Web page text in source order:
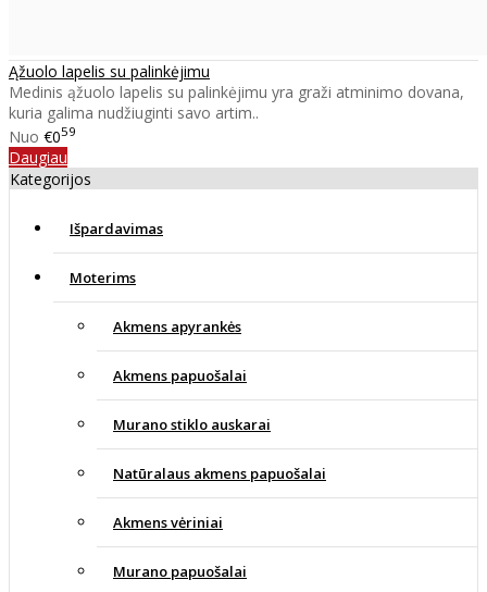
Ąžuolo lapelis su palinkėjimu
Medinis ąžuolo lapelis su palinkėjimu yra graži atminimo dovana,
kuria galima nudžiuginti savo artim..
Nuo €059
Daugiau
Kategorijos
Išpardavimas
Moterims
Akmens apyrankės
Akmens papuošalai
Murano stiklo auskarai
Natūralaus akmens papuošalai
Akmens vėriniai
Murano papuošalai